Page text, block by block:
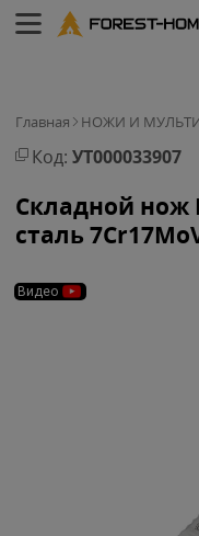
Главная НОЖИ И
Код: УТ000033907
Складной нож
сталь
Видео